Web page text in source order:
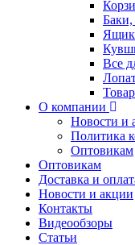
Баки,
Все
О компании
Новости и
Политика
Оптовикам
Оптовикам
Доставка и
Новости и акции
Контакты
Видеообзоры
Статьи